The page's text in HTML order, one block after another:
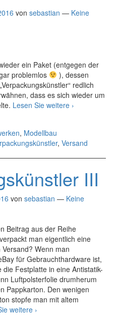
von sebastian — Keine
ein Paket (entgegen der
problemlos
), dessen
redlich
dass es sich wieder um
Lesen Sie weitere ›
, Modellbau
, Versand
III
von sebastian — Keine
Beitrag aus der Reihe
man eigentlich eine
Wenn man
für Gebrauchthardware ist,
Festplatte in eine Antistatik-
Luftpolsterfolie drumherum
Pappkarton. Den wenigen
stopfe man mit altem
weitere Verpackungskünstler
›